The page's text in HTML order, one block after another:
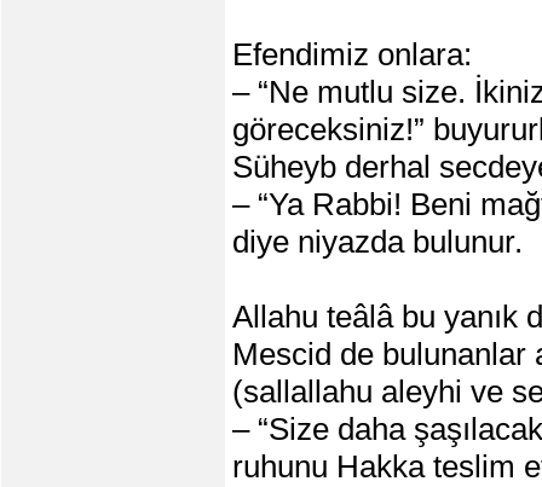
Efendimiz onlara:
– “Ne mutlu size.
göreceksiniz!”
Süheyb derhal
– “Ya Rabbi! Beni
diye niyazda bulunur.
Allahu teâlâ bu yanık
Mescid de bulunanlar
(sallallahu aleyhi ve
– “Size daha
ruhunu Hakka teslim